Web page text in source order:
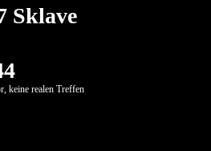
Sklave
keine realen Treffen